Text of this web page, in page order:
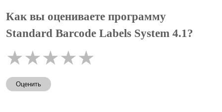
Как вы оцениваете программу
Standard Barcode Labels System 4.1?
★★★★★
Оценить